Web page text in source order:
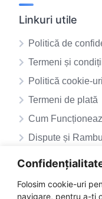
Folosim cookie-uri
navigare, pentru a-ți
Linkuri utile
Politică de
Termeni și
Politică cookie-uri
Termeni de plată
Cum
Dispute și